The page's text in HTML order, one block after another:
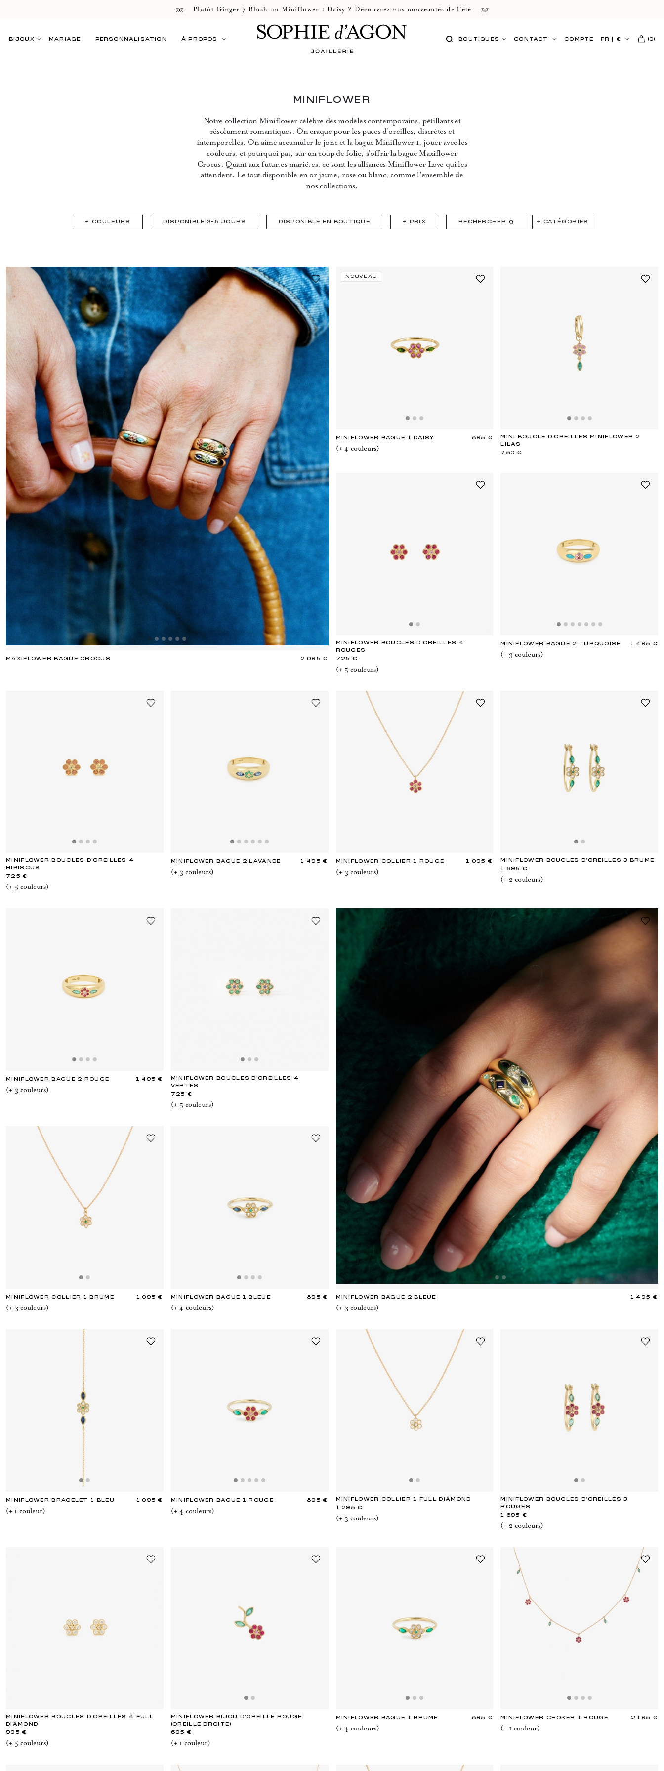
Plutôt Ginger 7 Blush ou Miniflower 1 Daisy ? Découvrez nos nouveautés de l'été
BIJOUX MARIAGE PERSONNALISATION À PROPOS BOUTIQUES CONTACT COMPTE FR € (0)
MINIFLOWER
Notre collection Miniflower célèbre des modèles contemporains, pétillants et
résolument romantiques. On craque pour les puces d'oreilles, discrètes et
intemporelles. On aime accumuler le jonc et la bague Miniflower 1, jouer avec les
couleurs, et pourquoi pas, sur un coup de folie, s'offrir la bague Maxiflower
Crocus. Quant aux futur.es marié.es, ce sont les alliances Miniflower Love qui les
attendent. Le tout disponible en or jaune, rose ou blanc, comme l'ensemble de
nos collections.
+COULEURS DISPONIBLE 3-5 JOURS DISPONIBLE EN BOUTIQUE + PRIX RECHERCHER + CATÉGORIES
MAXIFLOWER BAGUE CROCUS 2 095 €
NOUVEAU
MINIFLOWER BAGUE 1 DAISY 895 €
(+ 4 couleurs)
MINI BOUCLE D'OREILLES MINIFLOWER 2
LILAS
750 €
MINIFLOWER BOUCLES D’OREILLES 4
ROUGES
725 €
(+ 5 couleurs)
MINIFLOWER BAGUE 2 TURQUOISE 1 495 €
(+ 3 couleurs)
MINIFLOWER BOUCLES D'OREILLES 4
HIBISCUS
725 €
(+ 5 couleurs)
MINIFLOWER BAGUE 2 LAVANDE 1 495 €
(+ 3 couleurs)
MINIFLOWER COLLIER 1 ROUGE 1 095 €
(+ 3 couleurs)
MINIFLOWER BOUCLES D'OREILLES 3 BRUME
1 695 €
(+ 2 couleurs)
MINIFLOWER BAGUE 2 ROUGE 1 495 €
(+ 3 couleurs)
MINIFLOWER BOUCLES D'OREILLES 4
VERTES
725 €
(+ 5 couleurs)
MINIFLOWER BAGUE 2 BLEUE 1 495 €
(+ 3 couleurs)
MINIFLOWER COLLIER 1 BRUME 1 095 €
(+ 3 couleurs)
MINIFLOWER BAGUE 1 BLEUE 895 €
(+ 4 couleurs)
MINIFLOWER BRACELET 1 BLEU 1 095 €
(+ 1 couleur)
MINIFLOWER BAGUE 1 ROUGE 895 €
(+ 4 couleurs)
MINIFLOWER COLLIER 1 FULL DIAMOND
1 295 €
(+ 3 couleurs)
MINIFLOWER BOUCLES D'OREILLES 3
ROUGES
1 695 €
(+ 2 couleurs)
MINIFLOWER BOUCLES D'OREILLES 4 FULL
DIAMOND
995 €
(+ 5 couleurs)
MINIFLOWER BIJOU D'OREILLE ROUGE
(OREILLE DROITE)
695 €
(+ 1 couleur)
MINIFLOWER BAGUE 1 BRUME 895 €
(+ 4 couleurs)
MINIFLOWER CHOKER 1 ROUGE 2 195 €
(+ 1 couleur)
Page Page